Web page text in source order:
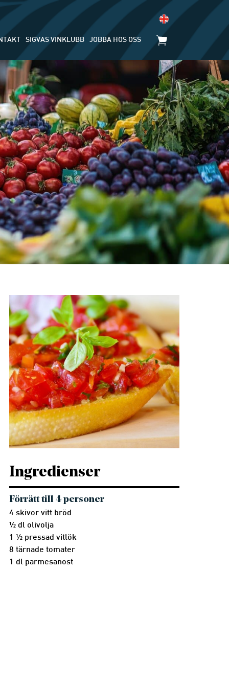
SIGVAS VINKLUBB JOBBA HOS OSS
Ingredienser
Förrätt till 4 personer
4 skivor vitt bröd
½ dl olivolja
1 ½ pressad vitlök
8 tärnade tomater
1 dl parmesanost